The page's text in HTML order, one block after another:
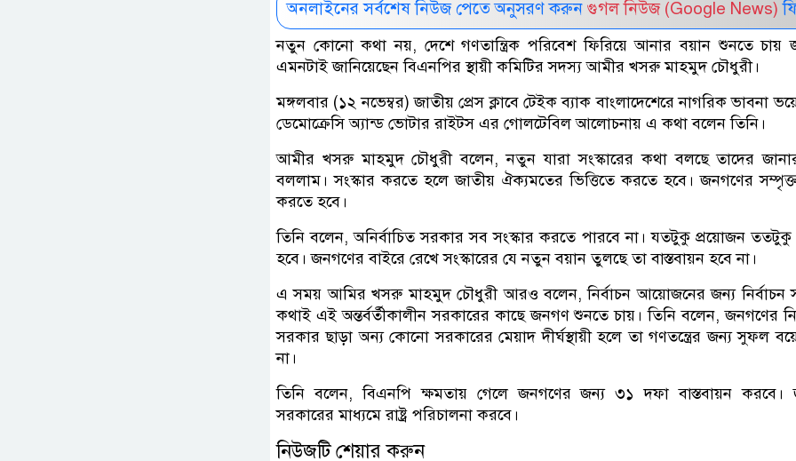
অনলাইনের সর্বশেষ নিউজ পেতে অনুসরণ করুন গুগল নিউজ (Google News)
নতুন কোনো কথা নয়, দেশে গণতান্ত্রিক পরিবেশ ফিরিয়ে আনার বয়ান শুনতে চায়
এমনটাই জানিয়েছেন বিএনপির স্থায়ী কমিটির সদস্য আমীর খসরু মাহমুদ চৌধুরী।
মঙ্গলবার (১২ নভেম্বর) জাতীয় প্রেস ক্লাবে টেইক ব্যাক বাংলাদেশেরে নাগরিক ভাবনা
ডেমোক্রেসি অ্যান্ড ভোটার রাইটস এর গোলটেবিল আলোচনায় এ কথা বলেন তিনি।
আমীর খসরু মাহমুদ চৌধুরী বলেন, নতুন যারা সংস্কারের কথা বলছে তাদের
বললাম। সংস্কার করতে হলে জাতীয় ঐক্যমতের ভিত্তিতে করতে হবে। জনগণের
করতে হবে।
তিনি বলেন, অনির্বাচিত সরকার সব সংস্কার করতে পারবে না। যতটুকু প্রয়োজন
হবে। জনগণের বাইরে রেখে সংস্কারের যে নতুন বয়ান তুলছে তা বাস্তবায়ন হবে না।
এ সময় আমির খসরু মাহমুদ চৌধুরী আরও বলেন, নির্বাচন আয়োজনের জন্য নির্বাচন
কথাই এই অন্তর্বর্তীকালীন সরকারের কাছে জনগণ শুনতে চায়। তিনি বলেন, জনগণের
সরকার ছাড়া অন্য কোনো সরকারের মেয়াদ দীর্ঘস্থায়ী হলে তা গণতন্ত্রের জন্য সুফল
না।
তিনি বলেন, বিএনপি ক্ষমতায় গেলে জনগণের জন্য ৩১ দফা বাস্তবায়ন করবে।
সরকারের মাধ্যমে রাষ্ট্র পরিচালনা করবে।
নিউজটি শেয়ার করুন